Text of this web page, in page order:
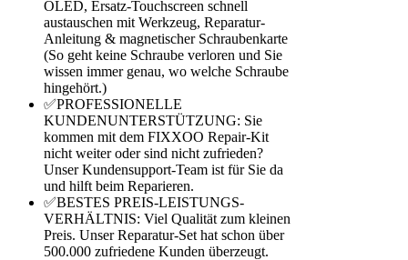
OLED, Ersatz-Touchscreen schnell
austauschen mit Werkzeug, Reparatur-
Anleitung & magnetischer Schraubenkarte
(So geht keine Schraube verloren und Sie
wissen immer genau, wo welche Schraube
hingehört.)
✅PROFESSIONELLE
KUNDENUNTERSTÜTZUNG: Sie
kommen mit dem FIXXOO Repair-Kit
nicht weiter oder sind nicht zufrieden?
Unser Kundensupport-Team ist für Sie da
und hilft beim Reparieren.
✅BESTES PREIS-LEISTUNGS-
VERHÄLTNIS: Viel Qualität zum kleinen
Preis. Unser Reparatur-Set hat schon über
500.000 zufriedene Kunden überzeugt.